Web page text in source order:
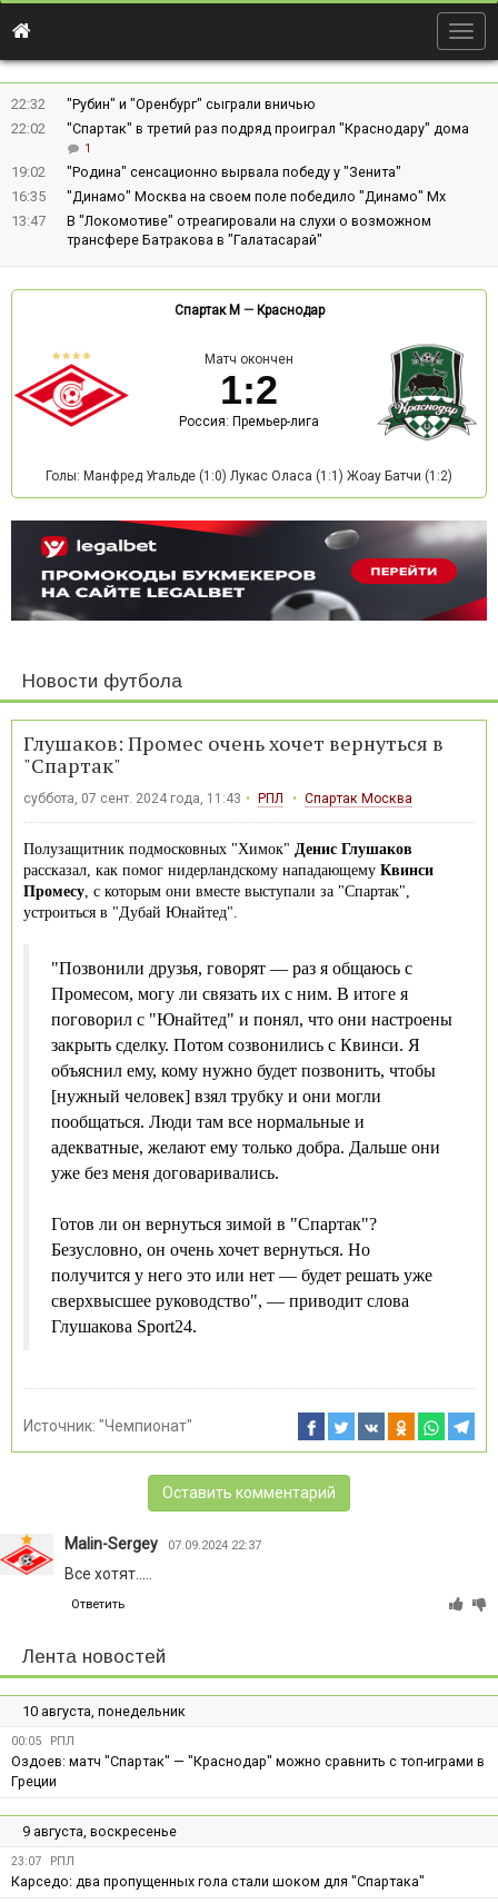
22:32
"Рубин" и "Оренбург" сыграли вничью
22:02
"Спартак" в третий раз подряд проиграл "Краснодару" дома
1
19:02
"Родина" сенсационно вырвала победу у "Зенита"
16:35
"Динамо" Москва на своем поле победило "Динамо" Мх
13:47
В "Локомотиве" отреагировали на слухи о возможном
трансфере Батракова в "Галатасарай"
Спартак М — Краснодар
Матч окончен
1:2
Россия: Премьер-лига
Голы: Манфред Угальде (1:0) Лукас Оласа (1:1) Жоау Батчи (1:2)
Новости футбола
Глушаков: Промес очень хочет вернуться в
"Спартак"
суббота, 07 сент. 2024 года, 11:43 РПЛ Спартак Москва
Полузащитник подмосковных "Химок" Денис Глушаков
рассказал, как помог нидерландскому нападающему Квинси
Промесу , с которым они вместе выступали за "Спартак",
устроиться в "Дубай Юнайтед".
"Позвонили друзья, говорят — раз я общаюсь с
Промесом, могу ли связать их с ним. В итоге я
поговорил с "Юнайтед" и понял, что они настроены
закрыть сделку. Потом созвонились с Квинси. Я
объяснил ему, кому нужно будет позвонить, чтобы
[нужный человек] взял трубку и они могли
пообщаться. Люди там все нормальные и
адекватные, желают ему только добра. Дальше они
уже без меня договаривались.
Готов ли он вернуться зимой в "Спартак"?
Безусловно, он очень хочет вернуться. Но
получится у него это или нет — будет решать уже
сверхвысшее руководство", — приводит слова
Глушакова Sport24.
Источник: "Чемпионат"
Оставить комментарий
Malin-Sergey 07.09.2024 22:37
Все хотят.....
Ответить
Лента новостей
10 августа, понедельник
00:05 РПЛ
Оздоев: матч "Спартак" — "Краснодар" можно сравнить с топ-играми в
Греции
9 августа, воскресенье
23:07 РПЛ
Карседо: два пропущенных гола стали шоком для "Спартака"